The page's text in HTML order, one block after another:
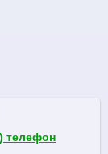
телефон